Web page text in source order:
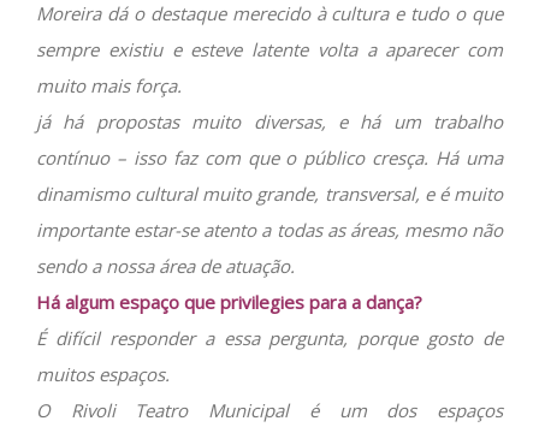
Moreira dá o destaque merecido à cultura e tudo o que
sempre existiu e esteve latente volta a aparecer com
muito mais força.
já há propostas muito diversas, e há um trabalho
contínuo – isso faz com que o público cresça. Há uma
dinamismo cultural muito grande, transversal, e é muito
importante estar-se atento a todas as áreas, mesmo não
sendo a nossa área de atuação.
Há algum espaço que privilegies para a dança?
É difícil responder a essa pergunta, porque gosto de
muitos espaços.
O Rivoli Teatro Municipal é um dos espaços